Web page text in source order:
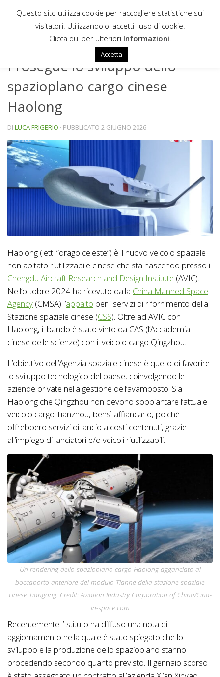
Sotto il contenuto
Prosegue lo sviluppo dello
spazioplano cargo cinese
Haolong
DI LUCA FRIGERIO · PUBBLICATO 2 GIUGNO 2026
Haolong (lett. “drago celeste”) è il nuovo veicolo spaziale
non abitato riutilizzabile cinese che sta nascendo presso il
Chengdu Aircraft Research and Design Institute (AVIC).
Nell’ottobre 2024 ha ricevuto dalla China Manned Space
Agency (CMSA) l’appalto per i servizi di rifornimento della
Stazione spaziale cinese (CSS). Oltre ad AVIC con
Haolong, il bando è stato vinto da CAS (l’Accademia
cinese delle scienze) con il veicolo cargo Qingzhou.
L’obiettivo dell’Agenzia spaziale cinese è quello di favorire
lo sviluppo tecnologico del paese, coinvolgendo le
aziende private nella gestione dell’avamposto. Sia
Haolong che Qingzhou non devono soppiantare l’attuale
veicolo cargo Tianzhou, bensì affiancarlo, poiché
offrebbero servizi di lancio a costi contenuti, grazie
all’impiego di lanciatori e/o veicoli riutilizzabili.
Un renderingdello spazioplano cargo Haolong agganciato al
boccaporto anteriore del modulo Tianhe della stazione spaziale
cinese Tiangong. Credit: Aviation Industry Corporation of China/Cina-
in-space.com
Recentemente l’Istituto ha diffuso una nota di
aggiornamento nella quale è stato spiegato che lo
sviluppo e la produzione dello spazioplano stanno
procedendo secondo quanto previsto. Il gennaio scorso
Questo sito utilizza cookie per raccogliere statistiche sui
visitatori. Utilizzandolo, accetti l'uso di cookie.
Clicca qui per ulteriori Informazioni
Accetta